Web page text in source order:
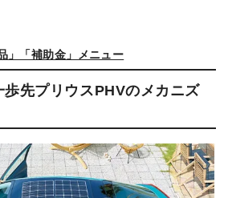
」「補助金」メニュー
先プリウスPHVのメカニズ